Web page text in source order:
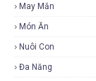
May Mắn
Món Ăn
Nuôi Con
Đa Năng